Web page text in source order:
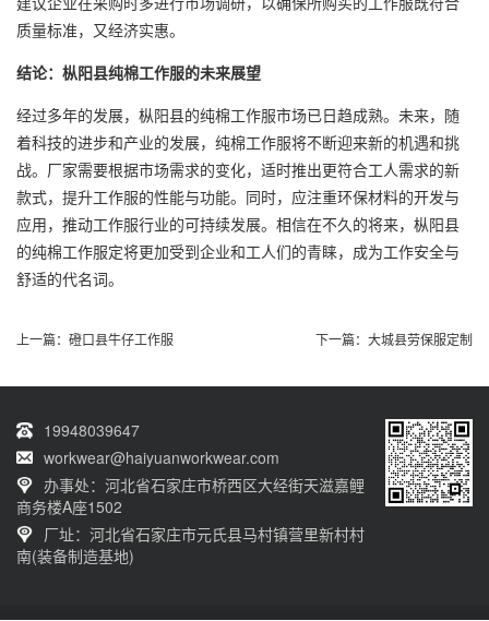
质量标准，又经济实惠。
结论：枞阳县纯棉工作服的未来展望
经过多年的发展，枞阳县的纯棉工作服市场已日趋成熟。未来，随
着科技的进步和产业的发展，纯棉工作服将不断迎来新的机遇和挑
战。厂家需要根据市场需求的变化，适时推出更符合工人需求的新
款式，提升工作服的性能与功能。同时，应注重环保材料的开发与
应用，推动工作服行业的可持续发展。相信在不久的将来，枞阳县
的纯棉工作服定将更加受到企业和工人们的青睐，成为工作安全与
舒适的代名词。
上一篇： 磴口县牛仔工作服 下一篇： 大城县劳保服定制
19948039647
workwear@haiyuanworkwear.com
办事处：河北省石家庄市桥西区大经街天滋嘉鲤
商务楼A座1502
厂址：河北省石家庄市元氏县马村镇营里新村村
南(装备制造基地)